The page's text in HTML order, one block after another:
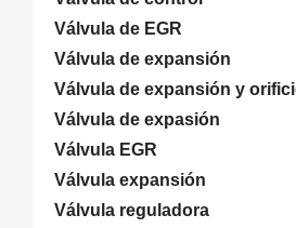
Válvula de EGR
Válvula de expansión
Válvula de expansión y
Válvula de expasión
Válvula EGR
Válvula expansión
Válvula reguladora